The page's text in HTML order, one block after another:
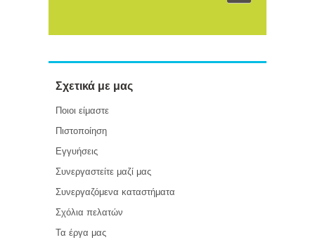
Σχετικά με μας
Ποιοι είμαστε
Πιστοποίηση
Εγγυήσεις
Συνεργαστείτε μαζί μας
Συνεργαζόμενα καταστήματα
Σχόλια πελατών
Τα έργα μας